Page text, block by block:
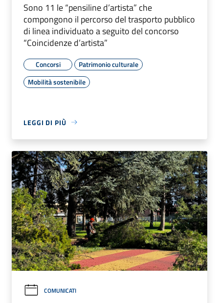
Sono 11 le “pensiline d’artista” che
compongono il percorso del trasporto pubblico
di linea individuato a seguito del concorso
“Coincidenze d’artista”
Concorsi
Patrimonio culturale
Mobilità sostenibile
LEGGI DI PIÙ
COMUNICATI